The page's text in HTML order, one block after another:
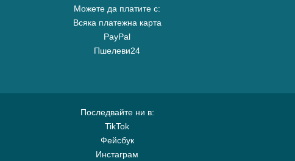
Можете да платите с:
Всяка платежна карта
PayPal
Пшелеви24
Последвайте ни в:
TikTok
Фейсбук
Инстаграм